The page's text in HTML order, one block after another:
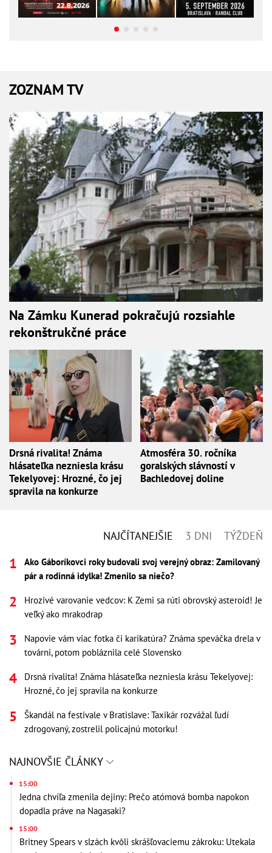
ZOZNAM TV
Na Zámku Kunerad pokračujú rozsiahle
rekonštrukčné práce
Drsná rivalita! Známa
hlásateľka nezniesla krásu
Tekelyovej: Hrozné, čo jej
spravila na konkurze
Atmosféra 30. ročníka
goralských slávností v
Bachledovej doline
NAJČÍTANEJŠIE 3 DNI TÝŽDEŇ
Ako Gáboríkovci roky budovali svoj verejný obraz: Zamilovaný
pár a rodinná idylka! Zmenilo sa niečo?
Hrozivé varovanie vedcov: K Zemi sa rúti obrovský asteroid! Je
veľký ako mrakodrap
Napovie vám viac fotka či karikatúra? Známa speváčka drela v
továrni, potom pobláznila celé Slovensko
Drsná rivalita! Známa hlásateľka nezniesla krásu Tekelyovej:
Hrozné, čo jej spravila na konkurze
Škandál na festivale v Bratislave: Taxikár rozvážal ľudí
zdrogovaný, zostrelil policajnú motorku!
NAJNOVŠIE ČLÁNKY
15:00
Jedna chvíľa zmenila dejiny: Prečo atómová bomba napokon
dopadla práve na Nagasaki?
15:00
Britney Spears v slzách kvôli skrášľovaciemu zákroku: Utekala